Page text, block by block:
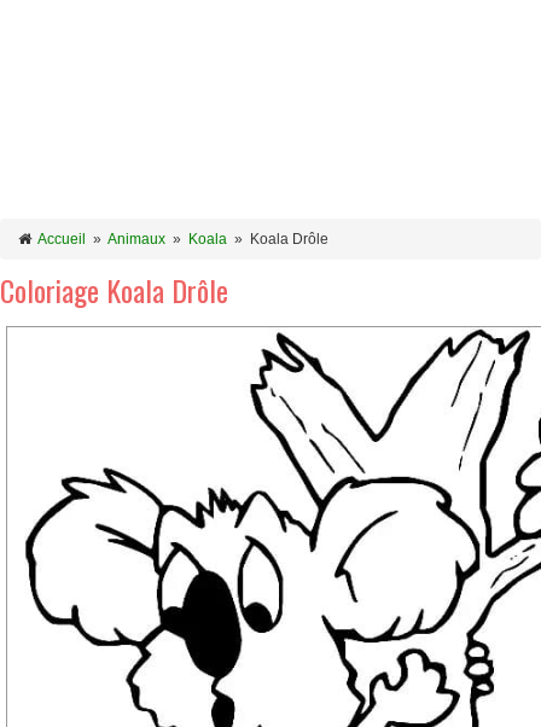
Accueil » Animaux » Koala » Koala Drôle
Coloriage Koala Drôle